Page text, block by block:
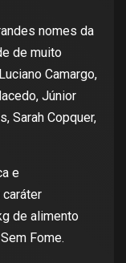
nomes da
de muito
Camargo,
Júnior
Sarah Copquer,
e
de alimento
Fome.